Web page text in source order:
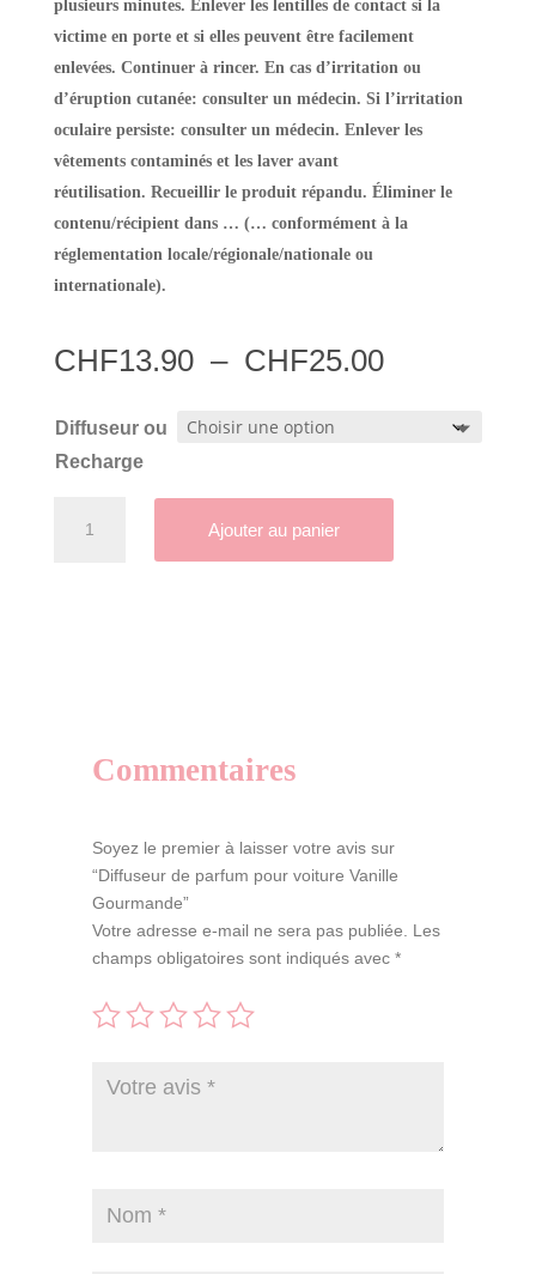
plusieurs minutes. Enlever les lentilles de contact si la
victime en porte et si elles peuvent être facilement
enlevées. Continuer à rincer. En cas d’irritation ou
d’éruption cutanée: consulter un médecin. Si l’irritation
oculaire persiste: consulter un médecin. Enlever les
vêtements contaminés et les laver avant
réutilisation. Recueillir le produit répandu. Éliminer le
contenu/récipient dans … (… conformément à la
réglementation locale/régionale/nationale ou
internationale).
CHF13.90 – CHF25.00Plage
CHF13.90
CHF25.00
Diffuseur ou
Recharge
Ajouter au panier
Commentaires
Soyez le premier à laisser votre avis sur
“Diffuseur de parfum pour voiture Vanille
Gourmande”
Votre adresse e-mail ne sera pas publiée.
Les
champs obligatoires sont indiqués avec *